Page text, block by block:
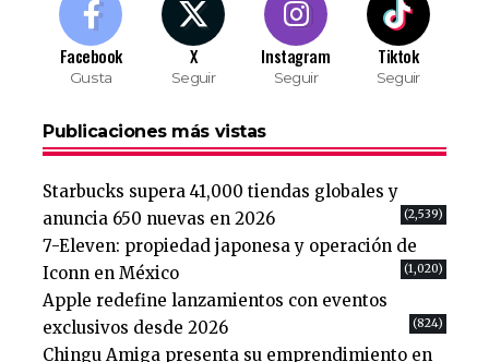
Facebook
Gusta
X
Seguir
Instagram
Seguir
Tiktok
Seguir
Publicaciones más vistas
Starbucks supera 41,000 tiendas globales y
anuncia 650 nuevas en 2026
(2,539)
7-Eleven: propiedad japonesa y operación de
Iconn en México
(1,020)
Apple redefine lanzamientos con eventos
exclusivos desde 2026
(824)
Chingu Amiga presenta su emprendimiento en